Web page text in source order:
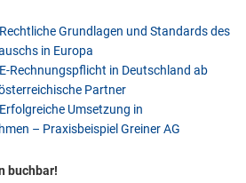
Rechtliche Grundlagen und Standards des
in Europa
E-Rechnungspflicht in Deutschland ab
Partner
Erfolgreiche Umsetzung in
– Praxisbeispiel Greiner AG
buchbar!